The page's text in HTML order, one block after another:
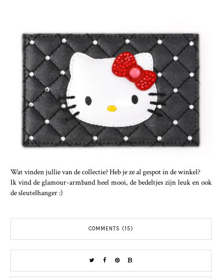
Wat vinden jullie van de collectie? Heb je ze al gespot in de winkel?
Ik vind de glamour-armband heel mooi, de bedeltjes zijn leuk en ook
de sleutelhanger :)
COMMENTS (15)